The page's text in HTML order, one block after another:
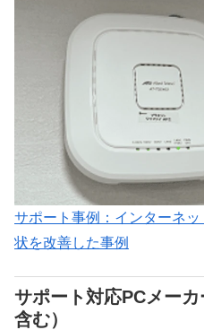
サポート事例：インターネ
状を改善した事例
サポート対応PCメー
含む）